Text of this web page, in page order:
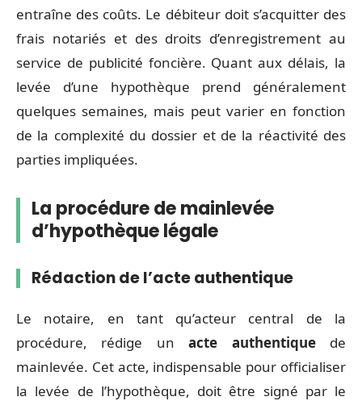
entraîne des coûts. Le débiteur doit s’acquitter des
frais notariés et des droits d’enregistrement au
service de publicité foncière. Quant aux délais, la
levée d’une hypothèque prend généralement
quelques semaines, mais peut varier en fonction
de la complexité du dossier et de la réactivité des
parties impliquées.
La procédure de mainlevée
d’hypothèque légale
Rédaction de l’acte authentique
Le notaire, en tant qu’acteur central de la
procédure, rédige unacte authentiquede
mainlevée. Cet acte, indispensable pour officialiser
la levée de l’hypothèque, doit être signé par le